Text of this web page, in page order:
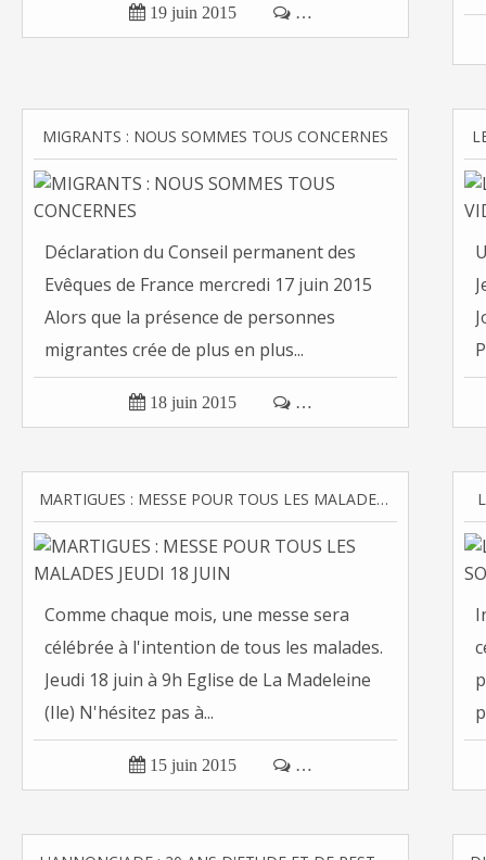
 19 juin 2015  …
MIGRANTS : NOUS SOMMES TOUS CONCERNES
Déclaration du Conseil permanent des
Evêques de France mercredi 17 juin 2015
Alors que la présence de personnes
migrantes crée de plus en plus...
 18 juin 2015  …
MARTIGUES : MESSE POUR TOUS LES MALADES JEUDI 18 JUIN
Comme chaque mois, une messe sera
célébrée à l'intention de tous les malades.
Jeudi 18 juin à 9h Eglise de La Madeleine
(Ile) N'hésitez pas à...
 15 juin 2015  …